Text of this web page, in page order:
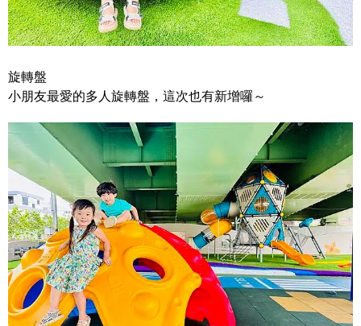
旋轉盤
小朋友最愛的多人旋轉盤，這次也有新增囉～